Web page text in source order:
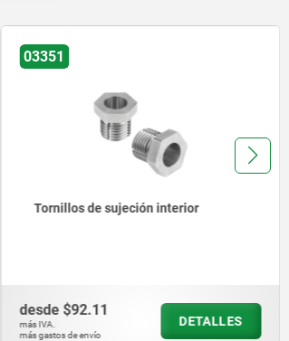
03339
Piezas de tracción y piezas de
desde$191.74
más IVA.
más gastos de envío
DETALLES